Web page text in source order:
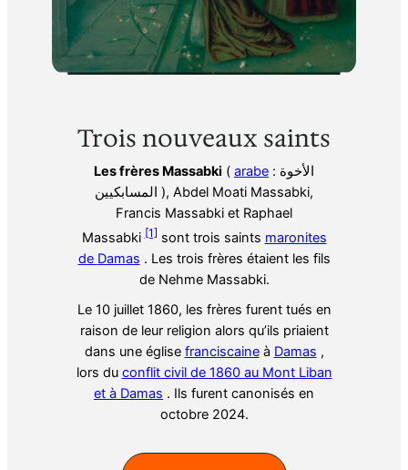
Trois nouveaux saints
Les frères Massabki ( arabe : الأخوة
المسابكيين ), Abdel Moati Massabki,
Francis Massabki et Raphael
Massabki[1] sont trois saints maronites
de Damas . Les trois frères étaient les fils
de Nehme Massabki.
Le 10 juillet 1860, les frères furent tués en
raison de leur religion alors qu’ils priaient
dans une église franciscaineà Damas ,
lors du conflit civil de 1860 au Mont Liban
et à Damas . Ils furent canonisés en
octobre 2024.